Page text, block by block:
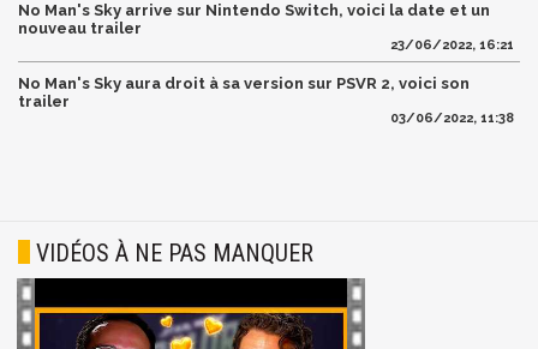
No Man's Sky arrive sur Nintendo Switch, voici la date et un
nouveau trailer
23/06/2022, 16:21
No Man's Sky aura droit à sa version sur PSVR 2, voici son
trailer
03/06/2022, 11:38
VIDÉOS À NE PAS MANQUER